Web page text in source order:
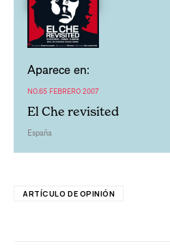
Aparece en:
NO.65 FEBRERO 2007
El Che revisited
España
ARTÍCULO DE OPINIÓN